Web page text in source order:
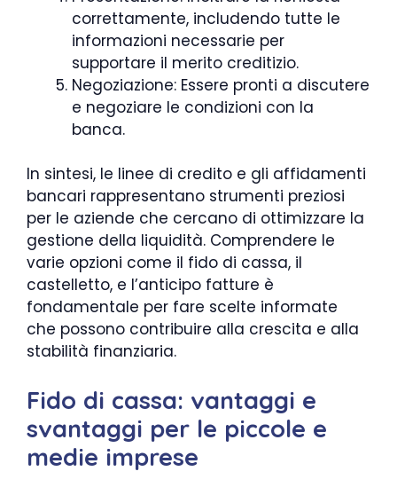
correttamente, includendo tutte le
informazioni necessarie per
supportare il merito creditizio.
Negoziazione: Essere pronti a discutere
e negoziare le condizioni con la
banca.
In sintesi, le linee di credito e gli affidamenti
bancari rappresentano strumenti preziosi
per le aziende che cercano di ottimizzare la
gestione della liquidità. Comprendere le
varie opzioni come il fido di cassa, il
castelletto, e l’anticipo fatture è
fondamentale per fare scelte informate
che possono contribuire alla crescita e alla
stabilità finanziaria.
Fido di cassa: vantaggi e
svantaggi per le piccole e
medie imprese